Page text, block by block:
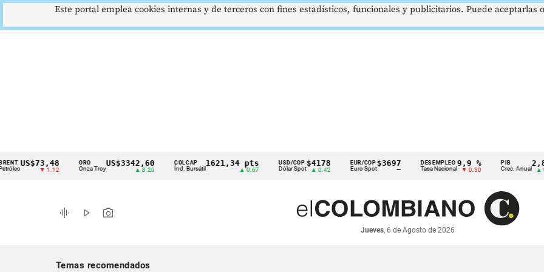
Cintillo
indicadores
económicos
▼ 1.12
ORO
Onza Troy
US$3342,60 COLCAP
Índ. Bursátil
1621,34 pts USD/COP
Dólar Spot
$4178
▲ 0.42
EUR/COP
Euro Spot
$3697
—
DESEMPLEO
Tasa Nacional
9,9 %
▼ 0.30
PIB
Crec. Anual
2,8 %
▲ 0.10
graphic_eq play_arrow photo_camera
Jueves, 6 de Agosto de 2026
Temas recomendados
Este portal emplea cookies internas y de terceros con fines estadísticos, funcionales y publicitarios. Puede aceptarlas